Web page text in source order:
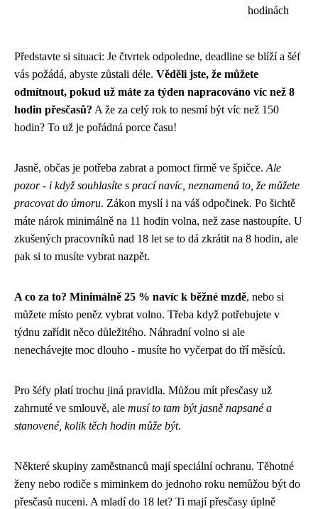
hodinách
Představte si situaci: Je čtvrtek odpoledne, deadline se blíží a šéf
vás požádá, abyste zůstali déle. Věděli jste, že můžete
odmítnout, pokud už máte za týden napracováno víc než 8
hodin přesčasů? A že za celý rok to nesmí být víc než 150
hodin? To už je pořádná porce času!
Jasně, občas je potřeba zabrat a pomoct firmě ve špičce. Ale
pozor - i když souhlasíte s prací navíc, neznamená to, že můžete
pracovat do úmoru. Zákon myslí i na váš odpočinek. Po šichtě
máte nárok minimálně na 11 hodin volna, než zase nastoupíte. U
zkušených pracovníků nad 18 let se to dá zkrátit na 8 hodin, ale
pak si to musíte vybrat nazpět.
A co za to? Minimálně 25 % navíc k běžné mzdě, nebo si
můžete místo peněz vybrat volno. Třeba když potřebujete v
týdnu zařídit něco důležitého. Náhradní volno si ale
nenechávejte moc dlouho - musíte ho vyčerpat do tří měsíců.
Pro šéfy platí trochu jiná pravidla. Můžou mít přesčasy už
zahrnuté ve smlouvě, ale musí to tam být jasně napsané a
stanovené, kolik těch hodin může být.
Některé skupiny zaměstnanců mají speciální ochranu. Těhotné
ženy nebo rodiče s miminkem do jednoho roku nemůžou být do
přesčasů nuceni. A mladí do 18 let? Ti mají přesčasy úplně